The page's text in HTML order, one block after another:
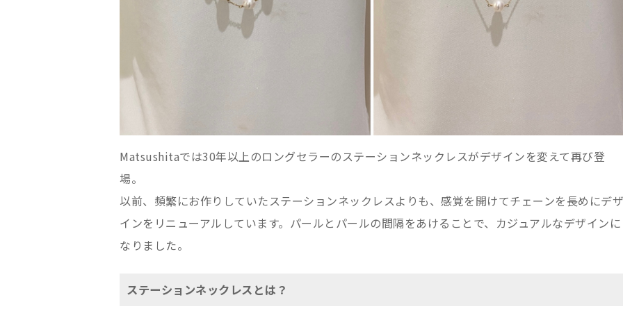
Matsushitaでは30年以上のロングセラーのステーションネックレスがデザインを変えて再び登
場。
以前、頻繁にお作りしていたステーションネックレスよりも、感覚を開けてチェーンを長めにデザ
インをリニューアルしています。パールとパールの間隔をあけることで、カジュアルなデザインに
なりました。
ステーションネックレスとは？